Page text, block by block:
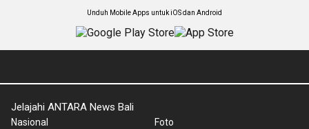
Unduh Mobile Apps untuk iOS dan Android
Jelajahi ANTARA News Bali
Nasional
Foto